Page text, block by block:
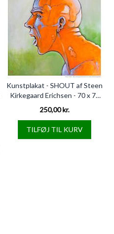
Kunstplakat - SHOUT af Steen
Kirkegaard Erichsen - 70 x 70
cm
250,00 kr.
TILFØJ TIL KURV